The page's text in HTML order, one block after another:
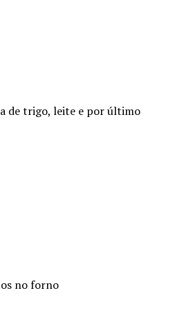
de trigo, leite e por último
no forno